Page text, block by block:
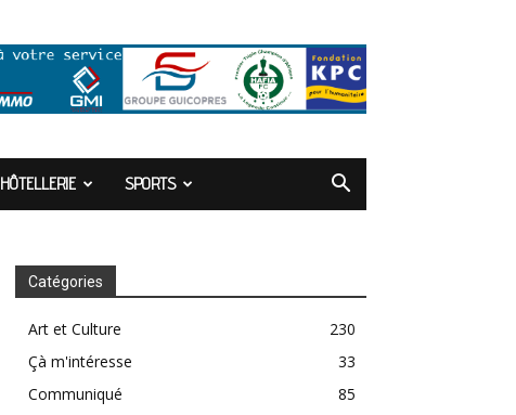
HÔTELLERIE SPORTS
Catégories
Art et Culture
230
Çà m'intéresse
33
Communiqué
85